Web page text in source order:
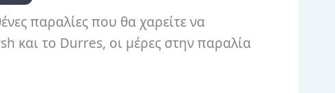
παραλίες που θα χαρείτε να
και το Durres, οι μέρες στην παραλία